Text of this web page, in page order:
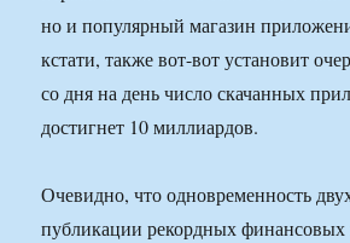
но и популярный магазин
кстати, также вот-вот установит
со дня на день число скачанных
достигнет 10 миллиардов.
Очевидно, что одновременность
публикации рекордных финансовых